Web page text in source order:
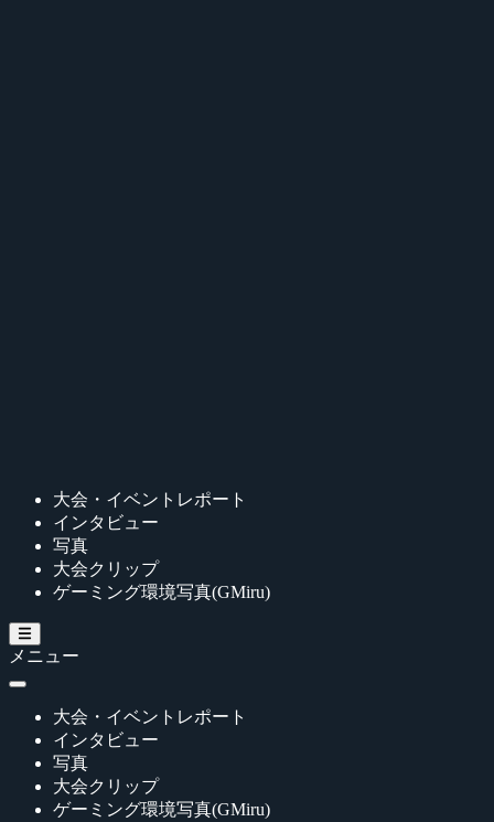
大会・イベントレポート
インタビュー
写真
大会クリップ
ゲーミング環境写真(GMiru)
メニュー
大会・イベントレポート
インタビュー
写真
大会クリップ
ゲーミング環境写真(GMiru)